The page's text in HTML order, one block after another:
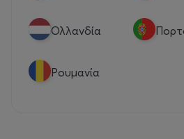
Ολλανδία
Ρουμανία